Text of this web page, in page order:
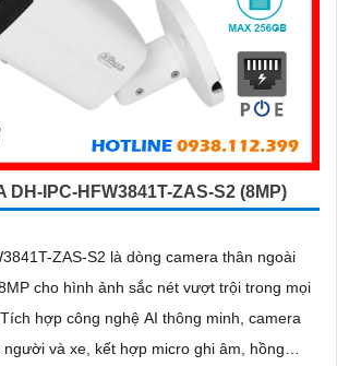
DH-IPC-HFW3841T-ZAS-S2 (8MP)
ZAS-S2 là dòng camera thân ngoài
cho hình ảnh sắc nét vượt trội trong mọi
và xe, kết hợp micro ghi âm, hồng